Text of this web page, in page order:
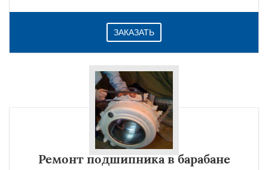
ЗАКАЗАТЬ
Ремонт подшипника в барабане